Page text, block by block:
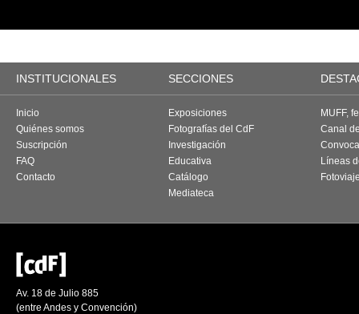
INSTITUCIONALES SECCIONES
Inicio
Quiénes somos
Suscripción
FAQ
Contacto
Exposiciones
Fotografías del CdF
Investigación
Educativa
Catálogo
Mediateca
MUFF,
Canal
Líneas
Av. 18 de Julio 885
(entre Andes y Convención)